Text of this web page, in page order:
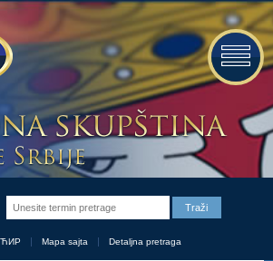
ЋИР Mapa sajta Detaljna pretraga